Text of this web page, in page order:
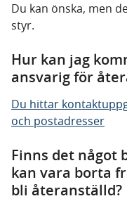
Du kan önska, men
styr.
Hur kan jag
ansvarig för
Du hittar
och postadresser
Finns det något
kan vara borta
bli återanställd?